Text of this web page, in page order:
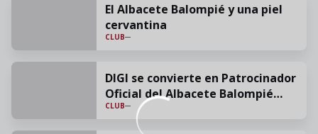
El Albacete Balompié y una piel
cervantina
CLUB
DIGI se convierte en Patrocinador
Oficial del Albacete Balompié
para la temporada 26/27
CLUB